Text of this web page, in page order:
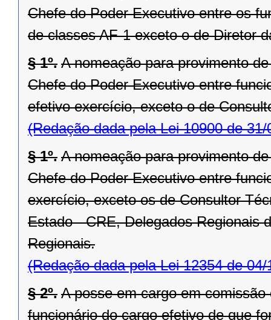
Chefe do Poder Executivo entre os
de classes AF-1 exceto o de Diretor
§ 1º. A nomeação para provimento
Chefe do Poder Executivo entre
efetivo exercício, exceto o de
(Redação dada pela Lei 10900 de 31/
§ 1º. A nomeação para provimento
Chefe do Poder Executivo entre
exercício, exceto os de Consultor
Estado - CRE, Delegados Regionais
Regionais.
(Redação dada pela Lei 12354 de 04/
§ 2º. A posse em cargo em
funcionário do cargo efetivo de que